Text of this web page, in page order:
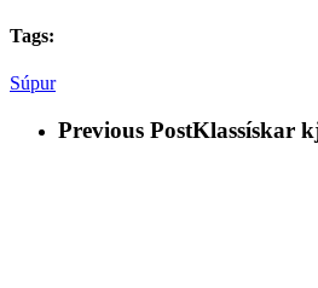
Tags:
Súpur
Previous PostKlassískar